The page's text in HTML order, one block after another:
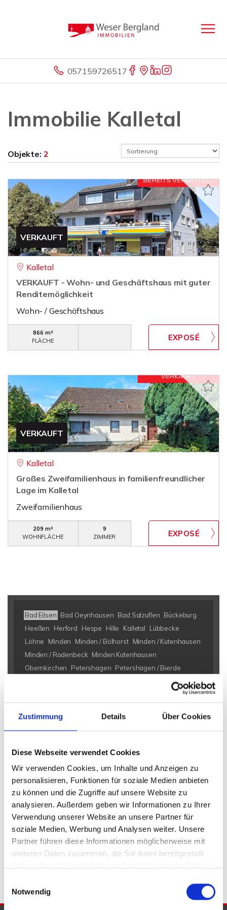
Zustimmung Details Über Cookies
Diese Webseite verwendet Cookies
Wir verwenden Cookies, um Inhalte und Anzeigen zu
personalisieren, Funktionen für soziale Medien anbieten
zu können und die Zugriffe auf unsere Website zu
analysieren. Außerdem geben wir Informationen zu Ihrer
Verwendung unserer Website an unsere Partner für
soziale Medien, Werbung und Analysen weiter. Unsere
Partner führen diese Informationen möglicherweise mit
weiteren Daten zusammen, die Sie ihnen bereitgestellt
Notwendig
057159726517
Immobilie Kalletal
Objekte: 2
VERKAUFT
Kalletal
VERKAUFT - Wohn- und Geschäftshaus mit guter
Renditemöglichkeit
Wohn- / Geschäftshaus
866 m²
FLÄCHE
VERKAUFT
Kalletal
Großes Zweifamilienhaus in familienfreundlicher
Lage im Kalletal
Zweifamilienhaus
209 m²
WOHNFLÄCHE
9
ZIMMER
Bad Eilsen Bad Oeynhausen Bad Salzuflen Bückeburg
Heeßen
Herford Hespe Hille Kalletal
Lübbecke
Löhne
Minden Minden / Bölhorst Minden / Kutenhausen
Minden / Rodenbeck Minden Kutenhausen
Obernkirchen
Petershagen Petershagen / Bierde
Porta Westfalica / Eisbergen
Porta Westfalica / Hausberge Porta Westfalica / Lerbeck
Eilsen
Immo Bad Eilsen Wohnungen Bad Eilsen
Wohnung
suche Bad Eilsen
Wohnungssuche Bad Eilsen
Wohnungsanzeigen Bad Eilsen
Wohnung Bad Eilsen
kaufen
Bad Eilsen
Immobilie Bad Eilsen
Immobilien Bad Eilsen
Immobilienkauf Bad Eilsen